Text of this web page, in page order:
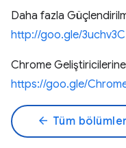
Daha fazla
http://goo.gle/3uchv3C
Chrome
https://goo.gle/
arrow_back Tüm